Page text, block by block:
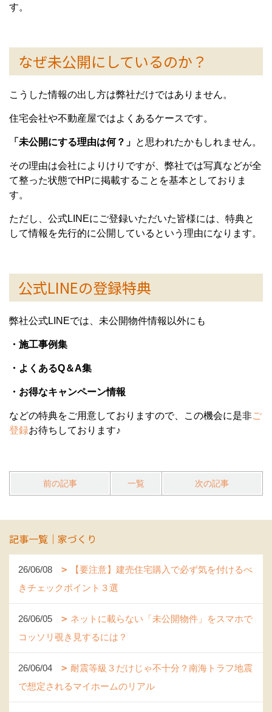
す。
なぜ未公開にしているのか？
こうした情報の出し方は弊社だけではありません。
住宅会社や不動産屋ではよくあるケースです。
「未公開にする理由は何？」 と思われたかもしれません。
その理由は会社によりけりですが、弊社では写真などが全
て整った状態でHPに掲載することを基本としておりま
す。
ただし、公式LINEにご登録いただいた皆様には、特典と
して情報を先行的に公開しているという理由になります。
公式LINEの登録特典
弊社公式LINEでは、未公開物件情報以外にも
・施工事例集
・よくあるQ＆A集
・お得なキャンペーン情報
などの特典をご用意しておりますので、この機会に是非ご
登録お待ちしております♪
前の記事 一覧 次の記事
記事一覧｜家づくり
26/06/08
【要注意】建売住宅購入で必ず気を付けるべ
きチェックポイント３選
26/06/05
ネットに載らない「未公開物件」をスマホで
コッソリ覗き見するには？
26/06/04
耐震等級３だけじゃ不十分？南海トラフ地震
で想定されるマイホームのリアル